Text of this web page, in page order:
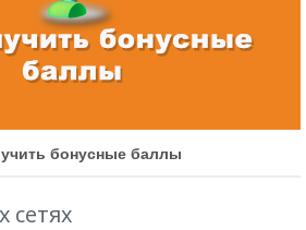
бонусные баллы
сетях